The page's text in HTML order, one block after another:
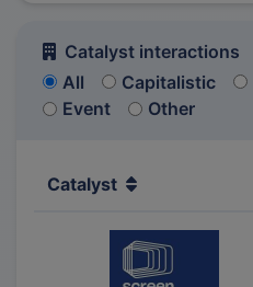
Catalyst interactions
All
Capitalistic
Event
Other
Catalyst